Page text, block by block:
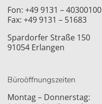
Fon: +49 9131 – 40300100
Fax: +49 9131 – 51683
Spardorfer Straße 150
91054 Erlangen
Büroöffnungszeiten
Montag – Donnerstag: